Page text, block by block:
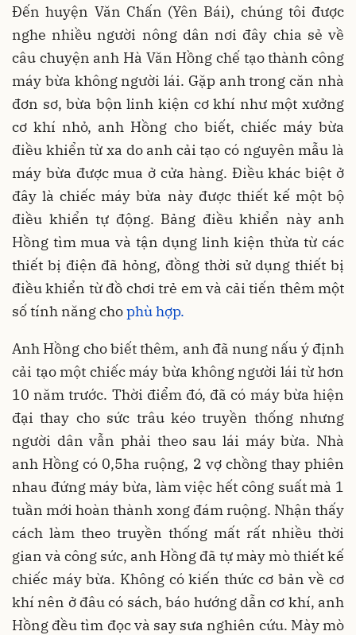
Đến huyện Văn Chấn (Yên Bái), chúng tôi được
nghe nhiều người nông dân nơi đây chia sẻ về
câu chuyện anh Hà Văn Hồng chế tạo thành công
máy bừa không người lái. Gặp anh trong căn nhà
đơn sơ, bừa bộn linh kiện cơ khí như một xưởng
cơ khí nhỏ, anh Hồng cho biết, chiếc máy bừa
điều khiển từ xa do anh cải tạo có nguyên mẫu là
máy bừa được mua ở cửa hàng. Điều khác biệt ở
đây là chiếc máy bừa này được thiết kế một bộ
điều khiển tự động. Bảng điều khiển này anh
Hồng tìm mua và tận dụng linh kiện thừa từ các
thiết bị điện đã hỏng, đồng thời sử dụng thiết bị
điều khiển từ đồ chơi trẻ em và cải tiến thêm một
số tính năng chophù hợp.
Anh Hồng cho biết thêm, anh đã nung nấu ý định
cải tạo một chiếc máy bừa không người lái từ hơn
10 năm trước. Thời điểm đó, đã có máy bừa hiện
đại thay cho sức trâu kéo truyền thống nhưng
người dân vẫn phải theo sau lái máy bừa. Nhà
anh Hồng có 0,5ha ruộng, 2 vợ chồng thay phiên
nhau đứng máy bừa, làm việc hết công suất mà 1
tuần mới hoàn thành xong đám ruộng. Nhận thấy
cách làm theo truyền thống mất rất nhiều thời
gian và công sức, anh Hồng đã tự mày mò thiết kế
chiếc máy bừa. Không có kiến thức cơ bản về cơ
khí nên ở đâu có sách, báo hướng dẫn cơ khí, anh
Hồng đều tìm đọc và say sưa nghiên cứu. Mày mò